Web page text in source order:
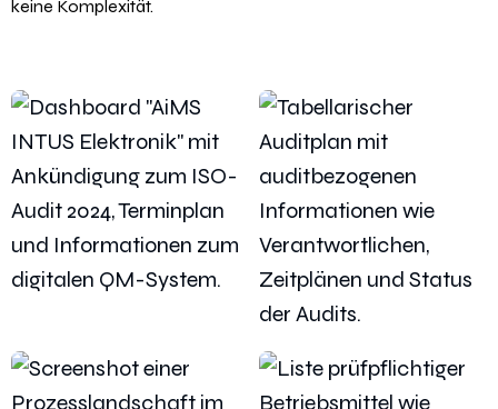
keine Komplexität.